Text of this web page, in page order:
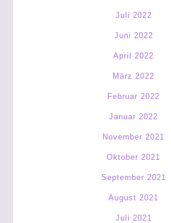
Juli 2022
Juni 2022
April 2022
März 2022
Februar 2022
Januar 2022
November 2021
Oktober 2021
September 2021
August 2021
Juli 2021